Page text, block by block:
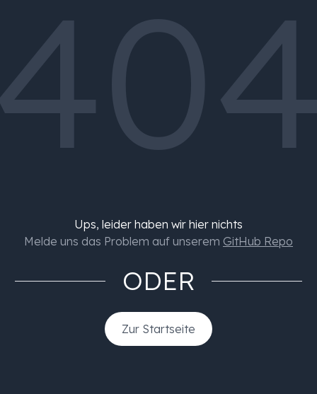
Ups, leider haben wir hier nichts
Melde uns das Problem auf unserem GitHub Repo
ODER
Zur Startseite